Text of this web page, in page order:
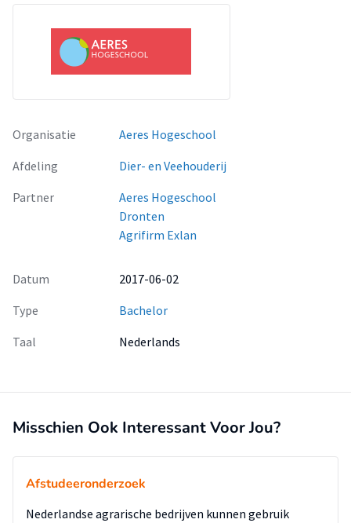
Organisatie
Aeres Hogeschool
Afdeling
Dier- en Veehouderij
Partner
Aeres Hogeschool
Dronten
Agrifirm Exlan
Datum
2017-06-02
Type
Bachelor
Taal
Nederlands
Misschien Ook Interessant Voor Jou?
Afstudeeronderzoek
Nederlandse agrarische bedrijven kunnen gebruik